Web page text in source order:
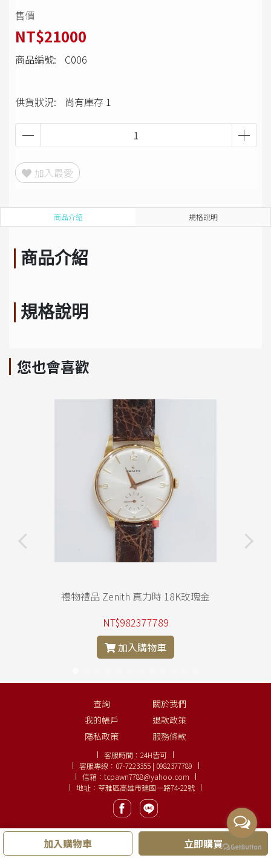
售價
NT$21000
商品編號: C006
供貨狀況: 尚有庫存 1
加入購物車 立即購買
加入最愛
商品介紹 規格說明
商品介紹
規格說明
您也會喜歡
禮物禮品 Zenith 真力時 18K玫瑰金
NT$982377789
加入購物車
查詢
關於我們
我的帳戶
退款政策
隱私政策
服務條款
客服時間： 24H皆可
客服專線： 07-7223355 | 0982377789
信箱： tcpawn7788@yahoo.com
地址：苓雅區高雄市建國一路74-22號
Copyright ©大眾名錶、鑽石線上購 0982377789.